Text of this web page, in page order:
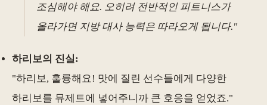
조심해야 해요. 오히려 전반적인 피트니스가
올라가면 지방 대사 능력은 따라오게 됩니다."
하리보의 진실:
"하리보, 훌륭해요! 맛에 질린 선수들에게 다양한
하리보를 뮤제트에 넣어주니까 큰 호응을 얻었죠."